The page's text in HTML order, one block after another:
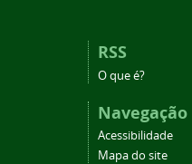
RSS
O que é?
Navegação
Acessibilidade
Mapa do site